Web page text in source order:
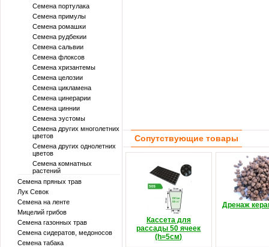
Семена портулака
Семена примулы
Семена ромашки
Семена рудбекии
Семена сальвии
Семена флоксов
Семена хризантемы
Семена целозии
Семена цикламена
Семена цинерарии
Семена циннии
Семена эустомы
Семена других многолетних
цветов
Семена других однолетних
цветов
Семена комнатных
растений
Семена пряных трав
Лук Севок
Семена на ленте
Мицелий грибов
Семена газонных трав
Семена сидератов, медоносов
Семена табака
Сопутствующие товары
Кассета для
рассады 50 ячеек
(h=5см)
Дренаж